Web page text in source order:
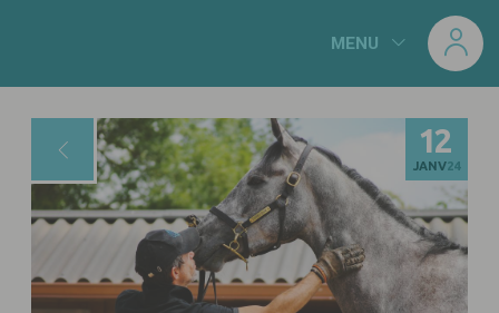
MENU
12
JANV24